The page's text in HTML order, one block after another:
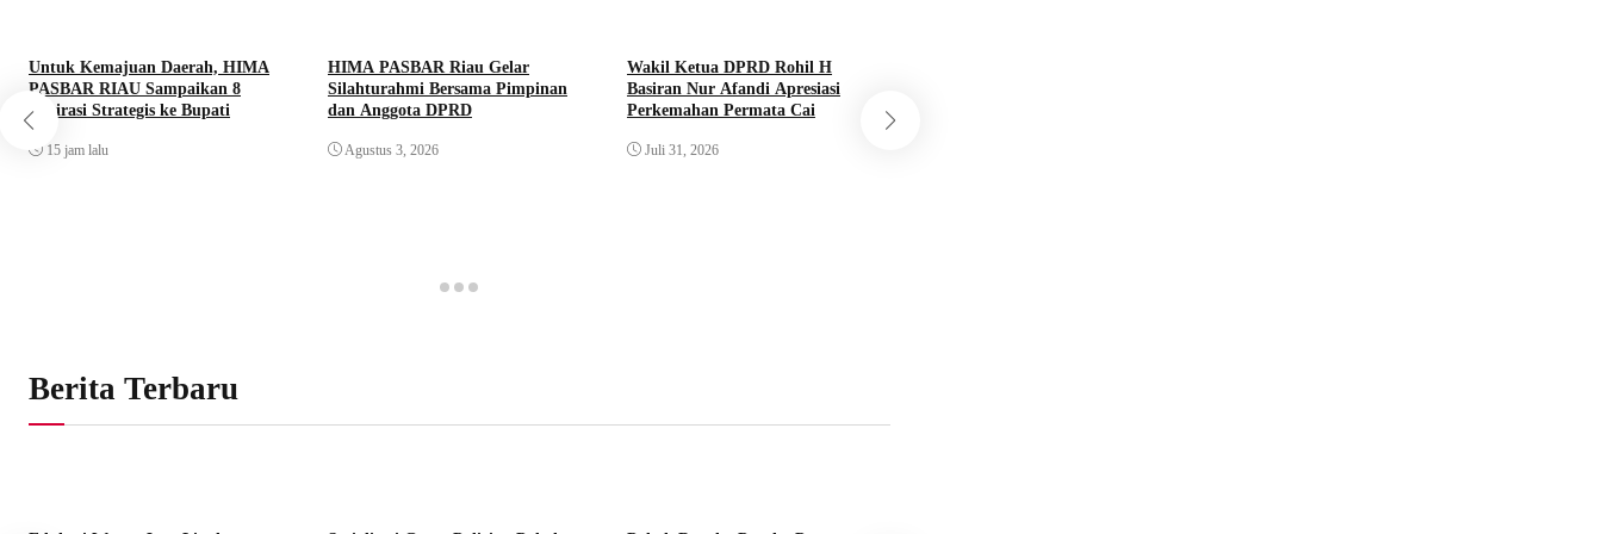
Untuk Kemajuan Daerah, HIMA
PASBAR RIAU Sampaikan 8
Aspirasi Strategis ke Bupati
15 jam lalu
HIMA PASBAR Riau Gelar
Silahturahmi Bersama Pimpinan
dan Anggota DPRD
Agustus 3, 2026
Wakil Ketua DPRD Rohil H
Basiran Nur Afandi Apresiasi
Perkemahan Permata Cai
Juli 31, 2026
Berita Terbaru